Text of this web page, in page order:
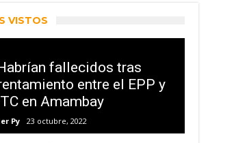
VISTOS
fallecidos tras
entre el EPP y
en Amambay
Py 23 octubre, 2022